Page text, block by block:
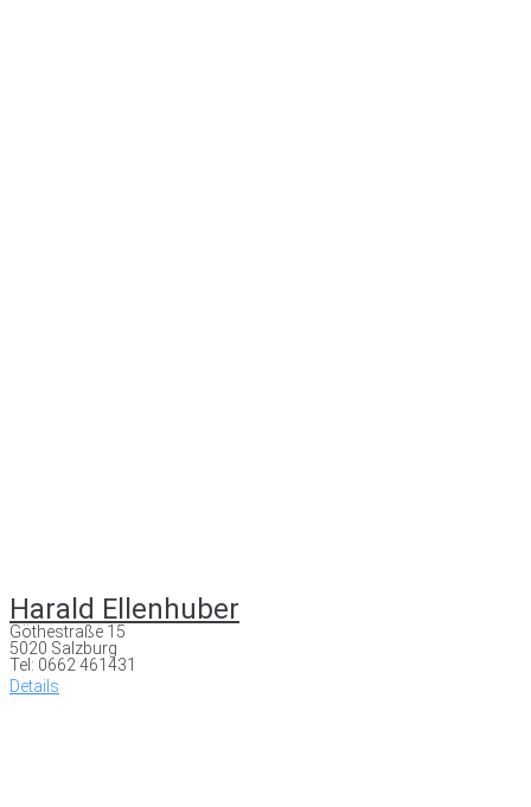
Harald Ellenhuber
Göthestraße 15
5020 Salzburg
Tel: 0662 461431
Details